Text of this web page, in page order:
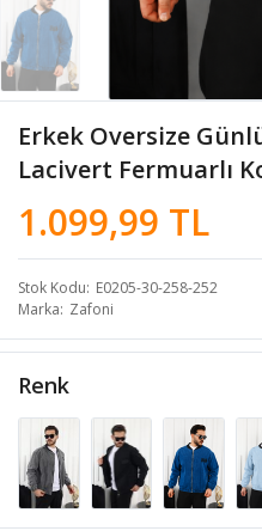
Erkek Oversize
Lacivert Fermuarlı
1.099,99 TL
Stok Kodu E0205-30-258-252
Marka Zafoni
Renk